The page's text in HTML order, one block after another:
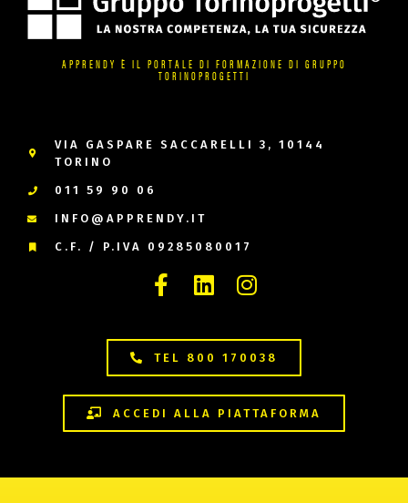
APPRENDY È IL PORTALE DI FORMAZIONE DI GRUPPO
TORINOPROGETTI
VIA GASPARE SACCARELLI 3, 10144
TORINO
011 59 90 06
INFO@APPRENDY.IT
C.F. / P.IVA 09285080017
TEL 800 170038
ACCEDI ALLA PIATTAFORMA